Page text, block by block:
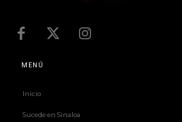
MENÚ
Inicio
Sucede en Sinaloa